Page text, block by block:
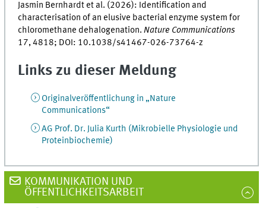
Jasmin Bernhardt et al. (2026): Identification and
characterisation of an elusive bacterial enzyme system for
chloromethane dehalogenation.Nature Communications
17, 4818; DOI: 10.1038/s41467-026-73764-z
Links zu dieser Meldung
Originalveröffentlichung in „Nature
Communications“
AG Prof. Dr. Julia Kurth (Mikrobielle Physiologie und
Proteinbiochemie)
KOMMUNIKATION UND
ÖFFENTLICHKEITSARBEIT